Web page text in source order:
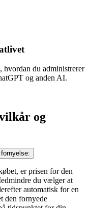
du administrerer
og anden AI.
og
er prisen for den
du vælger at
automatisk for en
den fornyede